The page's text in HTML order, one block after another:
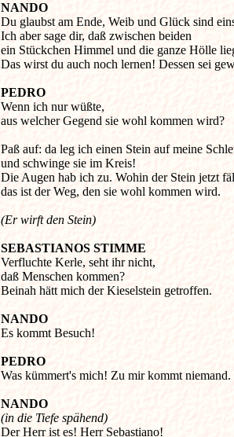
NANDO
Du glaubst am Ende, Weib und Glück sind
Ich aber sage dir, daß zwischen beiden
ein Stückchen Himmel und die ganze Hölle
Das wirst du auch noch lernen! Dessen sei
PEDRO
Wenn ich nur wüßte,
aus welcher Gegend sie wohl kommen wird?
Paß auf: da leg ich einen Stein auf meine
und schwinge sie im Kreis!
Die Augen hab ich zu. Wohin der Stein jetzt
das ist der Weg, den sie wohl kommen wird.
(Er wirft den Stein)
Verfluchte Kerle, seht ihr nicht,
daß Menschen kommen?
Beinah hätt mich der Kieselstein getroffen.
NANDO
Es kommt Besuch!
PEDRO
Was kümmert's mich! Zu mir kommt niemand.
NANDO
(in die Tiefe spähend)
Der Herr ist es! Herr Sebastiano!